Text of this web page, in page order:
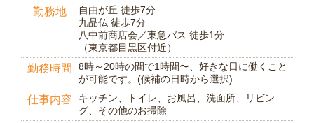
勤務地
自由が丘 徒歩7分
九品仏 徒歩7分
八中前商店会／東急バス 徒歩1分
（東京都目黒区付近）
勤務時間
8時～20時の間で1時間〜、好きな日に働くこと
が可能です。(候補の日時から選択)
仕事内容
キッチン、トイレ、お風呂、洗面所、リビン
グ、その他のお掃除